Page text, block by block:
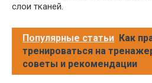
слои тканей.
Популярные статьи Как
тренироваться на
советы и рекомендации